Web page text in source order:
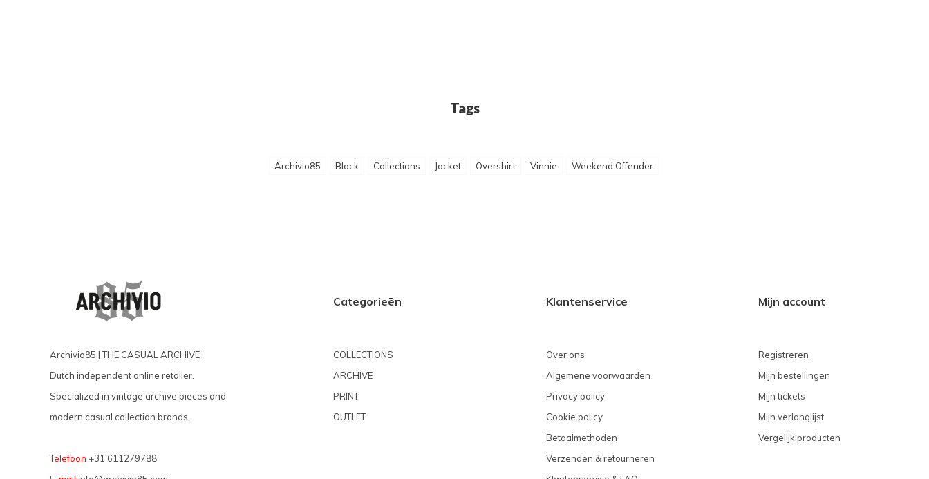
Tags
Archivio85 Black Collections Jacket Overshirt Vinnie Weekend Offender
Archivio85 | THE CASUAL ARCHIVE
Dutch independent online retailer.
Specialized in vintage archive pieces and
modern casual collection brands.
Telefoon +31 611279788
Categorieën
COLLECTIONS
ARCHIVE
PRINT
OUTLET
Klantenservice
Over ons
Algemene voorwaarden
Privacy policy
Cookie policy
Betaalmethoden
Verzenden & retourneren
Mijn account
Registreren
Mijn bestellingen
Mijn tickets
Mijn verlanglijst
Vergelijk producten